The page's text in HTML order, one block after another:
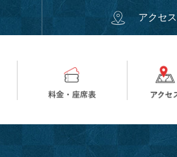
アクセス